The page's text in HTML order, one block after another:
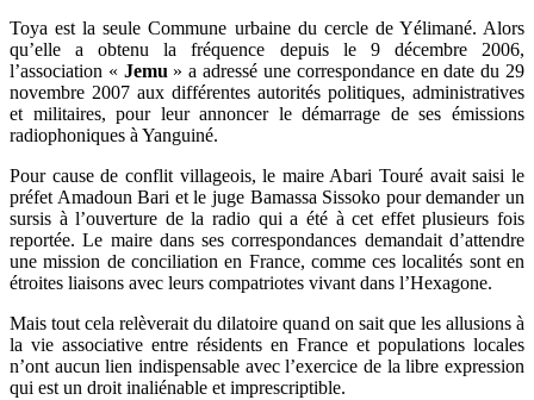
Toya est la seule Commune urbaine du cercle de Yélimané. Alors
qu’elle a obtenu la fréquence depuis le 9 décembre 2006,
l’association « Jemu » a adressé une correspondance en date du 29
novembre 2007 aux différentes autorités politiques, administratives
et militaires, pour leur annoncer le démarrage de ses émissions
radiophoniques à Yanguiné.
Pour cause de conflit villageois, le maire Abari Touré avait saisi le
préfet Amadoun Bari et le juge Bamassa Sissoko pour demander un
sursis à l’ouverture de la radio qui a été à cet effet plusieurs fois
reportée. Le maire dans ses correspondances demandait d’attendre
une mission de conciliation en France, comme ces localités sont en
étroites liaisons avec leurs compatriotes vivant dans l’Hexagone.
Mais tout cela relèverait du dilatoire quand on sait que les allusions à
la vie associative entre résidents en France et populations locales
n’ont aucun lien indispensable avec l’exercice de la libre expression
qui est un droit inaliénable et imprescriptible.